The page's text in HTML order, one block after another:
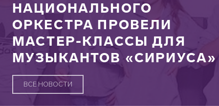
НАЦИОНАЛЬНОГО
ОРКЕСТРА ПРОВЕЛИ
МАСТЕР-КЛАССЫ ДЛЯ
МУЗЫКАНТОВ «СИРИУСА»
ВСЕ НОВОСТИ